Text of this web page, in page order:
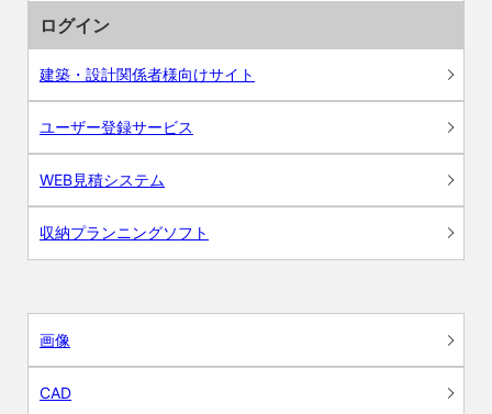
ログイン
建築・設計関係者様向けサイト
ユーザー登録サービス
WEB見積システム
収納プランニングソフト
画像
CAD